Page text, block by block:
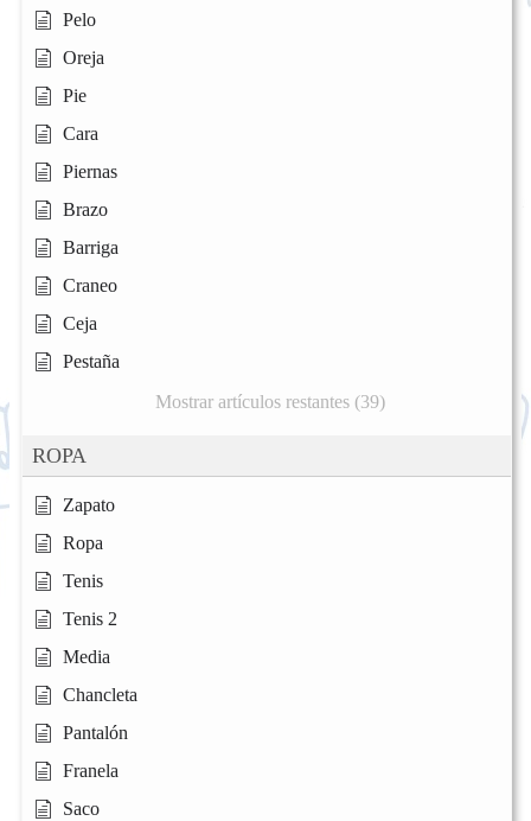
Pelo
Oreja
Pie
Cara
Piernas
Brazo
Barriga
Craneo
Ceja
Pestaña
Mostrar artículos restantes (39)
ROPA
Zapato
Ropa
Tenis
Tenis 2
Media
Chancleta
Pantalón
Franela
Saco